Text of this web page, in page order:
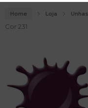
Home Loja Unhas
Cor 231